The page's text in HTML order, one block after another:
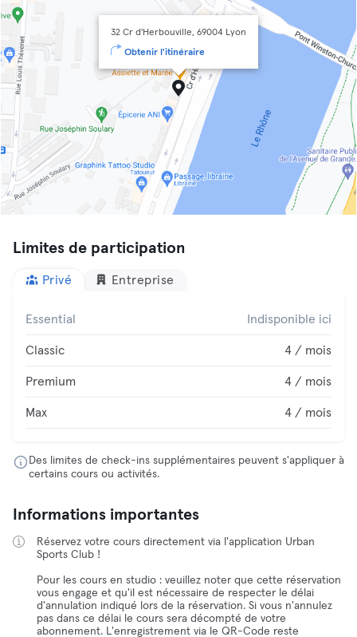
32 Cr d'Herbouville, 69004 Lyon
Obtenir l'itinéraire
Limites de participation
Privé Entreprise
Essential Indisponible ici
Classic 4 / mois
Premium 4 / mois
Max 4 / mois
Des limites de check-ins supplémentaires peuvent s'appliquer à
certains cours ou activités.
Informations importantes
Réservez votre cours directement via l'application Urban
Sports Club !
Pour les cours en studio : veuillez noter que cette réservation
vous engage et qu'il est nécessaire de respecter le délai
d'annulation indiqué lors de la réservation. Si vous n'annulez
pas dans ce délai le cours sera décompté de votre
abonnement. L'enregistrement via le QR-Code reste